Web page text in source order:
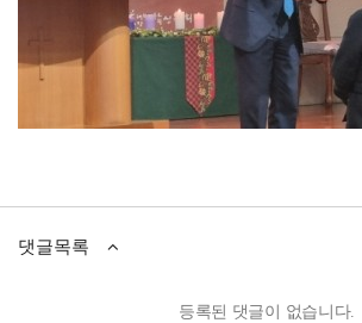
댓글목록
등록된 댓글이 없습니다.